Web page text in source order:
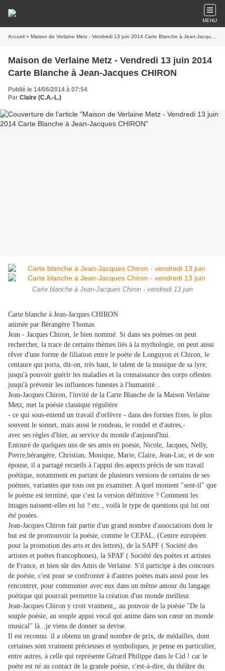
MENU
Accueil » Maison de Verlaine Metz - Vendredi 13 juin 2014 Carte Blanche à Jean-Jacques CHIRON
Maison de Verlaine Metz - Vendredi 13 juin 2014
Carte Blanche à Jean-Jacques CHIRON
Publié le 14/06/2014 à 07:54
Par Claire (C.A.-L.)
Carte blanche à Jean-Jacques Chiron - vendredi 13 juin
Carte blanche à Jean-Jacques CHIRON
animée par Bérangère Thomas
Jean - Jacques Chiron, le bien nommé. Si dans ses poèmes on peut
rechercher, la trace de certains thèmes liés à la mythologie, on peut aussi
rêver d'une forme de filiation entre le poète de Longuyon et Chiron, le
centaure qui porta, dit-on, très haut, le talent de la musique de sa lyre,
jusqu'à pouvoir guérir les maladies et la connaissance des corps célestes
jusqu'à prévenir les influences funestes à l'humanité...
Jean-Jacques Chiron, l'invité de la Carte Blanche de la Maison Verlaine
Metz, met la poésie classique régulière
- ce qui sous-entend un travail d'orfèvre - dans des formes fixes, le plus
souvent le sonnet, mais aussi le rondeau, le rondel et d'autres,-
avec ses règles d'hier, au service du monde d'aujourd'hui.
Entouré de quelques uns de ses amis en poésie, Nicole, Jacques, Nelly,
Pierre,bérangère, Christian, Monique, Marie, Claire, Jean-Luc, et de son
épouse, il a partagé recueils à l'appui des aspects précis de son travail
poétique, notamment en partant de plusieurs versions de certains de ses
poèmes, variantes que tous ont pu examiner. A quel moment "sent-il" que
le poème est terminé, que c'est la version définitive ? Comment les
images naissent-elles en lui ? etc., voilà le type de questions qui lui ont
été posées.
Jean-Jacques Chiron fait partie d'un grand nombre d'associations dont le
but est de promouvoir la poésie, comme le CEPAL, (Centre européen
pour la promotion des arts et des lettres), de la SAPF ( Société des
artistes et poètes francophones), la SPAF ( Société des poètes et artistes
de France, et bien sûr des Amis de Verlaine. S'il participe à des concours
de poésie, c'est pour se confronter à d'autres poètes mais aussi pour les
rencontrer, pour communier avec eux dans un même amour du langage
poétique qui pourrait permettre la création d'un monde meilleur.
Jean-Jacques Chiron y croit vraiment,, au pouvoir de la poésie "De la
souple poésie, au souple appui vocal qui anime dans son cœur un monde
musical" là...je viens de donner sa devise.
Il est reconnu. il a obtenu un grand nombre de prix, de médailles, dont
certaines sont vraiment précieuses et symboliques, je pense en particulier,
entre autres, à celle qui représente Gérard Philippe dans le Cid ! car le
poète est né au contact de la grande poésie, c'est-à-dire, du théâtre du